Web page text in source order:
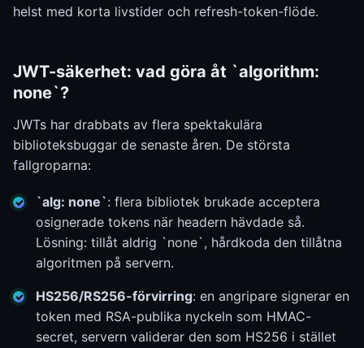
helst med korta livstider och refresh-token-flöde.
JWT-säkerhet: vad göra åt `algorithm:
none`?
JWTs har drabbats av flera spektakulära
biblioteksbuggar de senaste åren. De största
fallgroparna:
`alg: none`: flera bibliotek brukade acceptera
osignerade tokens när headern hävdade så.
Lösning: tillåt aldrig `none`, hårdkoda den tillåtna
algoritmen på servern.
HS256/RS256-förvirring: en angripare signerar en
token med RSA-publika nyckeln som HMAC-
secret, servern validerar den som HS256 i stället